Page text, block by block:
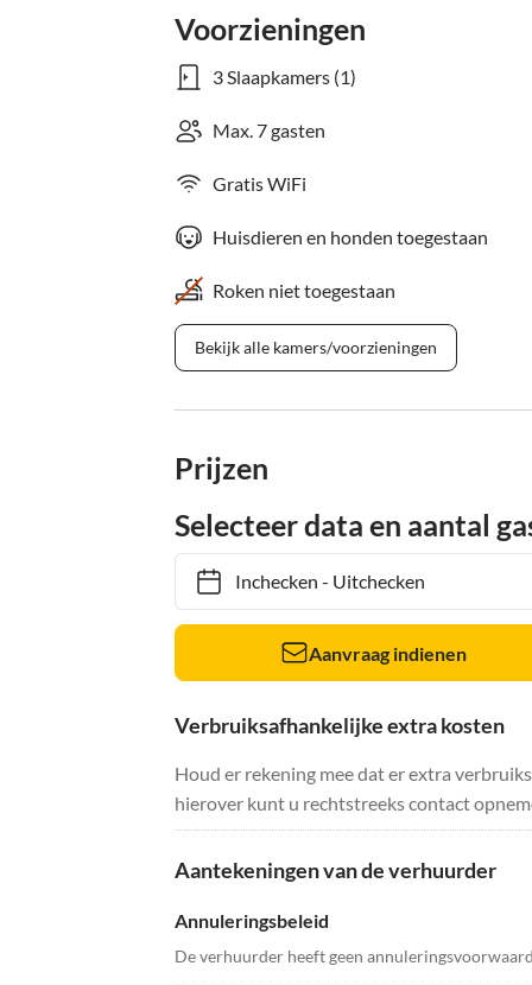
Voorzieningen
3 Slaapkamers (1)
Max. 7 gasten
Gratis WiFi
Huisdieren en honden toegestaan
Roken niet toegestaan
Bekijk alle kamers/voorzieningen
Prijzen
Selecteer data en aantal
Inchecken- Uitchecken
Aanvraag indienen
Verbruiksafhankelijke extra kosten
Houd er rekening mee dat er extra
hierover kunt u rechtstreeks contact
Aantekeningen van de verhuurder
Annuleringsbeleid
De verhuurder heeft geen